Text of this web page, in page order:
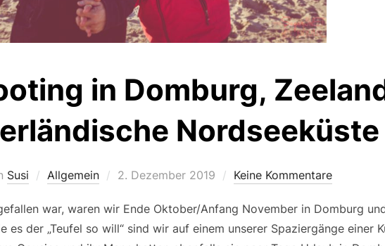
in Domburg,
Nordseeküste
Susi Allgemein
Veröffentlicht
2. Dezember 2019 Keine Kommentare
war, waren wir Ende Oktober/Anfang November in Domburg
es der „Teufel so will“ sind wir auf einem unserer Spaziergänge einer